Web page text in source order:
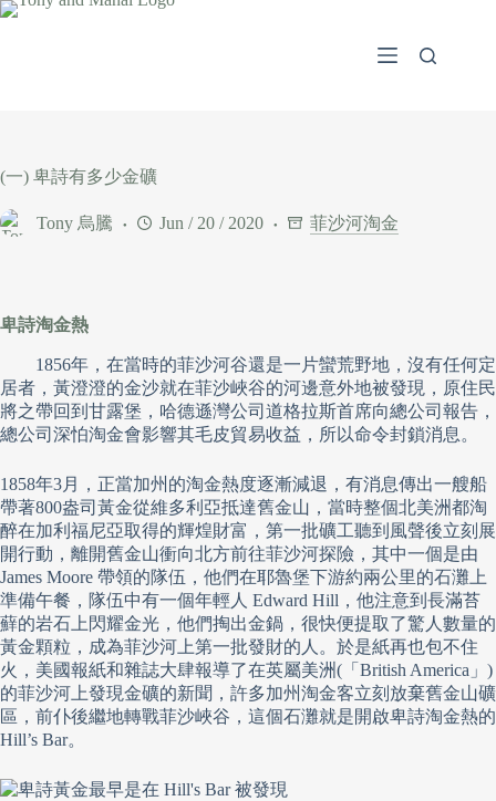
Skip
(一) 卑詩有多少金礦
Tony 烏騰 Jun / 20 / 2020 菲沙河淘金
卑詩淘金熱
1856年，在當時的菲沙河谷還是一片蠻荒野地，沒有任何定
居者，黃澄澄的金沙就在菲沙峽谷的河邊意外地被發現，原住民
將之帶回到甘露堡，哈德遜灣公司道格拉斯首席向總公司報告，
總公司深怕淘金會影響其毛皮貿易收益，所以命令封鎖消息。
1858年3月，正當加州的淘金熱度逐漸減退，有消息傳出一艘船
帶著800盎司黃金從維多利亞抵達舊金山，當時整個北美洲都淘
醉在加利福尼亞取得的輝煌財富，第一批礦工聽到風聲後立刻展
開行動，離開舊金山衝向北方前往菲沙河探險，其中一個是由
James Moore 帶領的隊伍，他們在耶魯堡下游約兩公里的石灘上
準備午餐，隊伍中有一個年輕人 Edward Hill，他注意到長滿苔
蘚的岩石上閃耀金光，他們掏出金鍋，很快便提取了驚人數量的
黃金顆粒，成為菲沙河上第一批發財的人。於是紙再也包不住
火，美國報紙和雜誌大肆報導了在英屬美洲(「British America」)
的菲沙河上發現金礦的新聞，許多加州淘金客立刻放棄舊金山礦
區，前仆後繼地轉戰菲沙峽谷，這個石灘就是開啟卑詩淘金熱的
Hill’s Bar。